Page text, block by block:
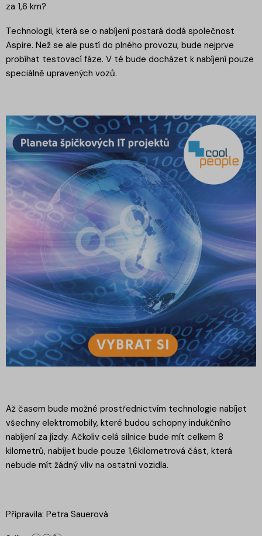
za 1,6 km?
Technologii, která se o nabíjení postará dodá společnost
Aspire. Než se ale pustí do plného provozu, bude nejprve
probíhat testovací fáze. V té bude docházet k nabíjení pouze
speciálně upravených vozů.
Až časem bude možné prostřednictvím technologie nabíjet
všechny elektromobily, které budou schopny indukčního
nabíjení za jízdy. Ačkoliv celá silnice bude mít celkem 8
kilometrů, nabíjet bude pouze 1,6kilometrová část, která
nebude mít žádný vliv na ostatní vozidla.
Připravila: Petra Sauerová